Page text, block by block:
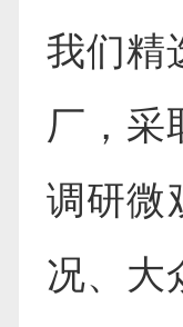
我们精
厂，采
调研微
况、大